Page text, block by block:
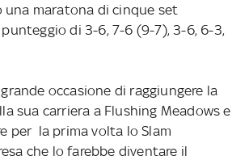
una maratona di cinque set
di 3-6, 7-6 (9-7), 3-6, 6-3,
occasione di raggiungere la
sua carriera a Flushing Meadows e
per la prima volta lo Slam
che lo farebbe diventare il